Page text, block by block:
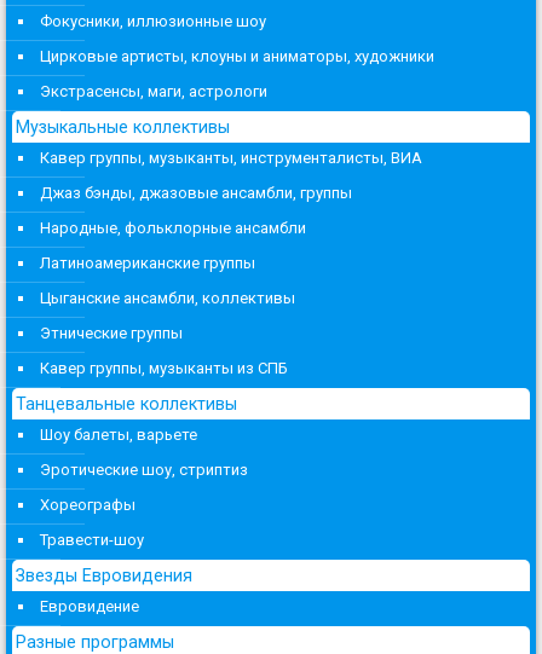
Фокусники, иллюзионные шоу
Цирковые артисты, клоуны и аниматоры, художники
Экстрасенсы, маги, астрологи
Музыкальные коллективы
Кавер группы, музыканты, инструменталисты, ВИА
Джаз бэнды, джазовые ансамбли, группы
Народные, фольклорные ансамбли
Латиноамериканские группы
Цыганские ансамбли, коллективы
Этнические группы
Кавер группы, музыканты из СПБ
Танцевальные коллективы
Шоу балеты, варьете
Эротические шоу, стриптиз
Хореографы
Травести-шоу
Звезды Евровидения
Евровидение
Разные программы